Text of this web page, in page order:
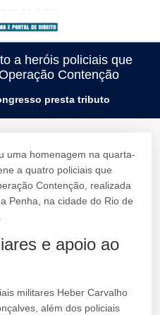
a heróis policiais que
Contenção
presta tributo
uma homenagem na quarta-
a quatro policiais que
Contenção, realizada
Penha, na cidade do Rio de
e apoio ao
militares Heber Carvalho
além dos policiais